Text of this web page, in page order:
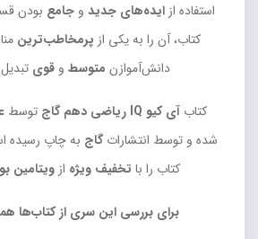
استفاده از ایده‌های جدید و جامع بودن
کتاب، آن را به یکی از پرمخاطب‌ترین
دانش‌آموازن متوسط و قوی
کتاب آی کیو IQ ریاضی دهم گاج توسط
شده و توسط انتشاراتگاج به چاپ رسیده
کتاب را با تخفیف ویژه از ویتامین
برای بررسی این سری از کتاب‌ها